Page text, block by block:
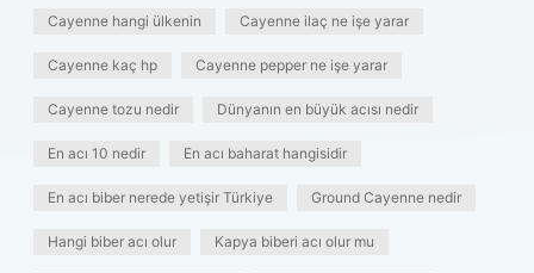
Cayenne hangi ülkenin Cayenne ilaç ne işe yarar
Cayenne kaç hp Cayenne pepper ne işe yarar
Cayenne tozu nedir Dünyanın en büyük acısı nedir
En acı 10 nedir En acı baharat hangisidir
En acı biber nerede yetişir Türkiye Ground Cayenne nedir
Hangi biber acı olur Kapya biberi acı olur mu